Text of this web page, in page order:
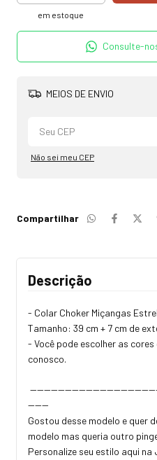
em estoque
Consulte-
MEIOS DE ENVIO
Não sei meu CEP
Compartilhar
Descrição
- Colar Choker Miçangas
Tamanho: 39 cm + 7 cm de
- Você pode escolher as
conosco.
------
Gostou desse modelo e quer
modelo mas queria outro
Personalize seu estilo aqui